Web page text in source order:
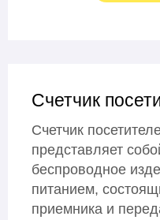
Счетчик
Счетчик
представляет
беспроводное
питанием,
приемника и